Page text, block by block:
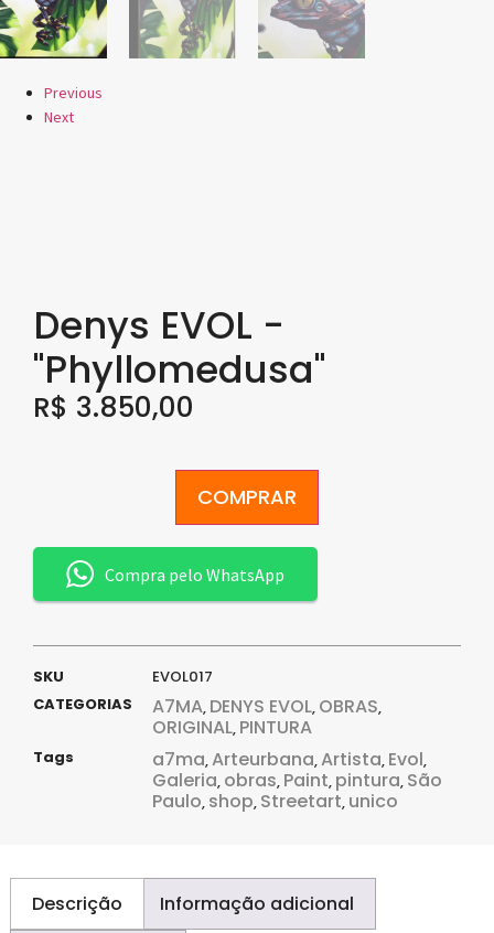
Previous
Next
Denys EVOL -
"Phyllomedusa"
R$ 3.850,00
COMPRAR
Compra pelo WhatsApp
SKU
EVOL017
CATEGORIAS
A7MA, DENYS EVOL, OBRAS,
ORIGINAL, PINTURA
Tags a7ma,Arteurbana,Artista, Evol,
Galeria, obras, Paint, pintura, São
Paulo, shop, Streetart, unico
Descrição Informação adicional